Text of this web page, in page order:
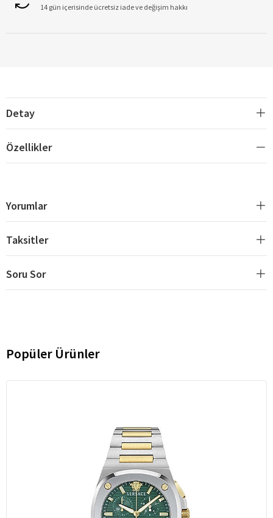
14 gün içerisinde ücretsiz iade ve değişim hakkı
Detay
Özellikler
Yorumlar
Taksitler
Soru Sor
Popüler Ürünler